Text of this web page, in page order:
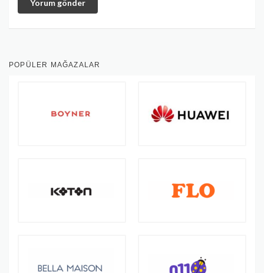
Yorum gönder
POPÜLER MAĞAZALAR